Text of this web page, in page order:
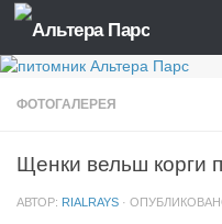
Skip to content
ФОТОГАЛЕРЕЯ
Щенки вельш корги
АВТОР: RIALRAYS ·